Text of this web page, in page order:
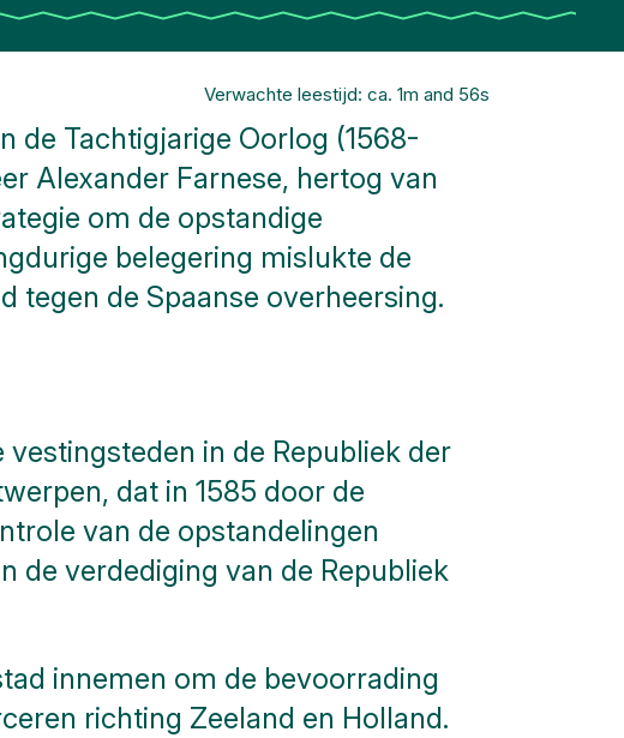
Verwachte leestijd: ca. 1m and 56s
de Tachtigjarige Oorlog (1568-
Alexander Farnese, hertog van
om de opstandige
belegering mislukte de
tegen de Spaanse overheersing.
in de Republiek der
dat in 1585 door de
van de opstandelingen
de verdediging van de Republiek
innemen om de bevoorrading
richting Zeeland en Holland.